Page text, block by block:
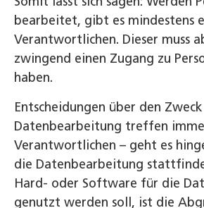
bearbeitet, gibt es mindestens
Verantwortlichen. Dieser muss
zwingend einen Zugang zu
haben.
Entscheidungen über den
Datenbearbeitung treffen
Verantwortlichen – geht es
die Datenbearbeitung
Hard- oder Software für die
genutzt werden soll, ist die